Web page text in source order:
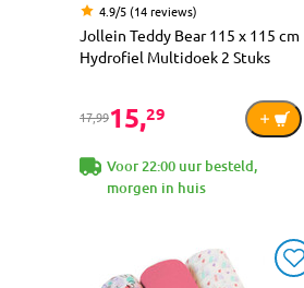
4.9/5 (14 reviews)
Jollein Teddy Bear 115 x 115 cm
Hydrofiel Multidoek 2 Stuks
17,9915,29
Voor 22:00 uur besteld,
morgen in huis